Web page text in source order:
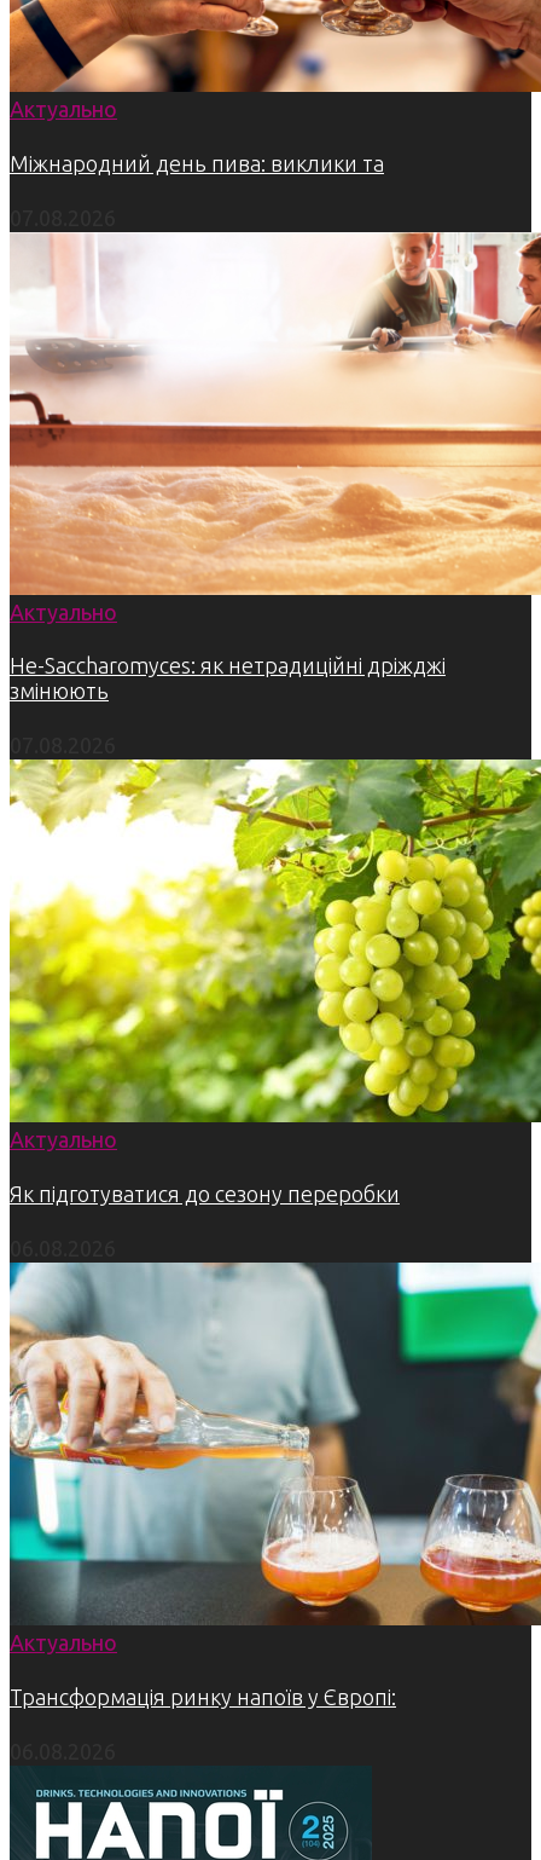
Актуально
Міжнародний день пива: виклики та
Актуально
Не-Saccharomyces: як нетрадиційні дріжджі
змінюють
Актуально
Як підготуватися до сезону переробки
Актуально
Трансформація ринку напоїв у Європі: